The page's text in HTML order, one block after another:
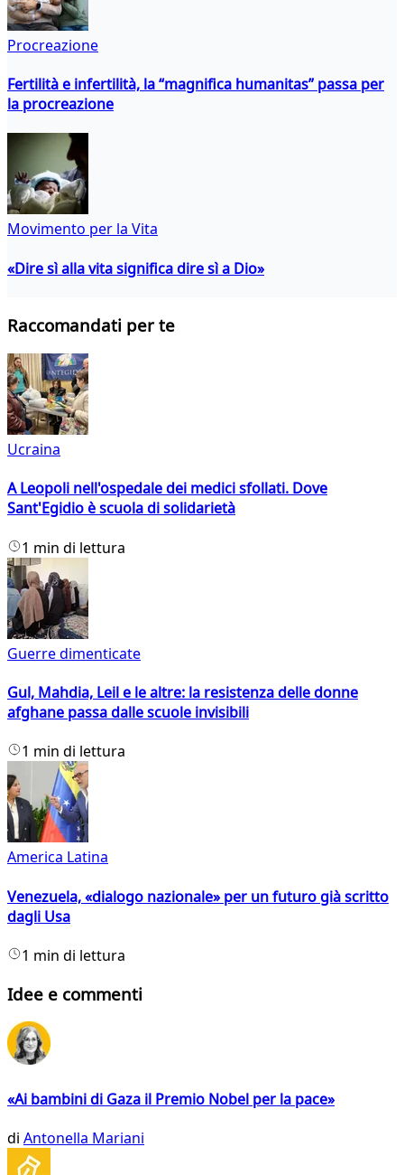
Procreazione
Fertilità e infertilità, la “magnifica humanitas” passa per
la procreazione
Movimento per la Vita
«Dire sì alla vita significa dire sì a Dio»
Raccomandati per te
Ucraina
A Leopoli nell'ospedale dei medici sfollati. Dove
Sant'Egidio è scuola di solidarietà
1 min di lettura
Guerre dimenticate
Gul, Mahdia, Leil e le altre: la resistenza delle donne
afghane passa dalle scuole invisibili
1 min di lettura
America Latina
Venezuela, «dialogo nazionale» per un futuro già scritto
dagli Usa
1 min di lettura
Idee e commenti
«Ai bambini di Gaza il Premio Nobel per la pace»
di Antonella Mariani